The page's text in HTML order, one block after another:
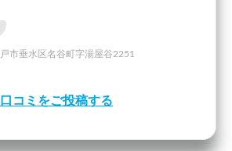
市垂水区名谷町字湯屋谷2251
口コミをご投稿する